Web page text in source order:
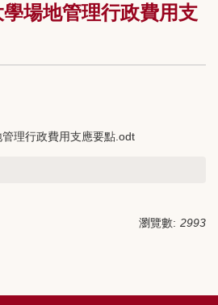
場地管理行政費用支
理行政費用支應要點.odt
瀏覽數: 2993